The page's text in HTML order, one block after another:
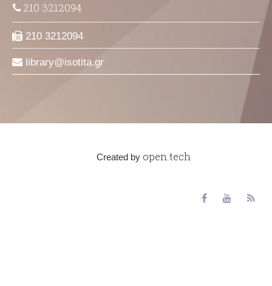
210 3212094
210 3212094
library isotita gr
Created by open.tech